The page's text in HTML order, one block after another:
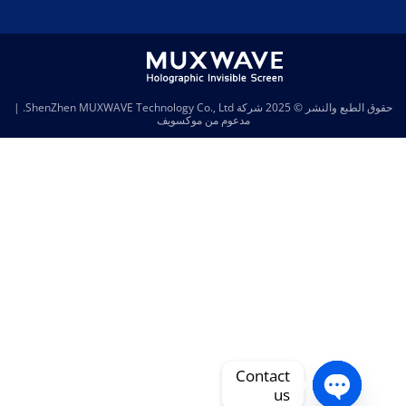
الطبع والنشر © 2025 شركة ShenZhen MUXWAVE Technology Co., Ltd.
|
مدعوم من موكسويف
Contact